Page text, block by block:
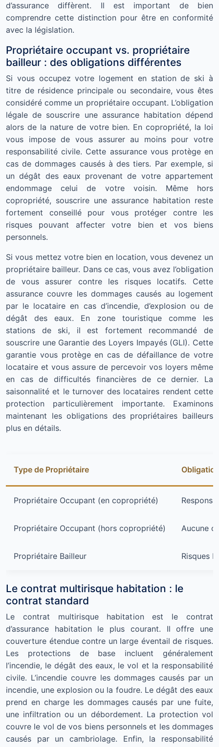
d’assurance diffèrent. Il est important de bien
comprendre cette distinction pour être en conformité
avec la législation.
Propriétaire occupant vs. propriétaire
bailleur : des obligations différentes
Si vous occupez votre logement en station de ski à
titre de résidence principale ou secondaire, vous êtes
considéré comme un propriétaire occupant. L’obligation
légale de souscrire une assurance habitation dépend
alors de la nature de votre bien. En copropriété, la loi
vous impose de vous assurer au moins pour votre
responsabilité civile. Cette assurance vous protège en
cas de dommages causés à des tiers. Par exemple, si
un dégât des eaux provenant de votre appartement
endommage celui de votre voisin. Même hors
copropriété, souscrire une assurance habitation reste
fortement conseillé pour vous protéger contre les
risques pouvant affecter votre bien et vos biens
personnels.
Si vous mettez votre bien en location, vous devenez un
propriétaire bailleur. Dans ce cas, vous avez l’obligation
de vous assurer contre les risques locatifs. Cette
assurance couvre les dommages causés au logement
par le locataire en cas d’incendie, d’explosion ou de
dégât des eaux. En zone touristique comme les
stations de ski, il est fortement recommandé de
souscrire une Garantie des Loyers Impayés (GLI). Cette
garantie vous protège en cas de défaillance de votre
locataire et vous assure de percevoir vos loyers même
en cas de difficultés financières de ce dernier. La
saisonnalité et le turnover des locataires rendent cette
protection particulièrement importante. Examinons
maintenant les obligations des propriétaires bailleurs
plus en détails.
Type de Propriétaire
Propriétaire Occupant (en copropriété)
Propriétaire Occupant (hors copropriété) Aucune
Propriétaire Bailleur Risques
Le contrat multirisque habitation : le
contrat standard
Le contrat multirisque habitation est le contrat
d’assurance habitation le plus courant. Il offre une
couverture étendue contre un large éventail de risques.
Les protections de base incluent généralement
l’incendie, le dégât des eaux, le vol et la responsabilité
civile. L’incendie couvre les dommages causés par un
incendie, une explosion ou la foudre. Le dégât des eaux
prend en charge les dommages causés par une fuite,
une infiltration ou un débordement. La protection vol
couvre le vol de vos biens personnels et les dommages
causés par un cambriolage. Enfin, la responsabilité